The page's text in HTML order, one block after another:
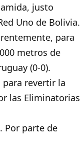
justo
Uno de Bolivia.
para
metros de
(0-0).
para revertir la
las Eliminatorias
Por parte de